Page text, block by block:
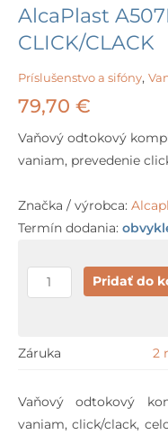
AlcaPlast
CLICK/CLACK
Príslušenstvo a sifóny,
79,70 €
Vaňový odtokový
vaniam, prevedenie
Značka / výrobca:
Termín dodania:
množstvo
AlcaPlast
Pridať do
Záruka 2
Vaňový odtokový
vaniam, click/clack,